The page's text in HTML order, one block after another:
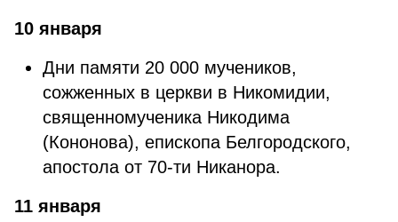
10 января
Дни памяти 20 000 мучеников,
сожженных в церкви в Никомидии,
священномученика Никодима
(Кононова), епископа Белгородского,
апостола от 70-ти Никанора.
11 января